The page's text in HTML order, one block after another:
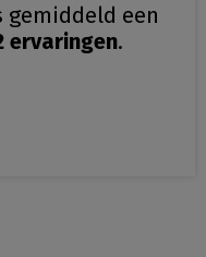
gemiddeld een
ervaringen.